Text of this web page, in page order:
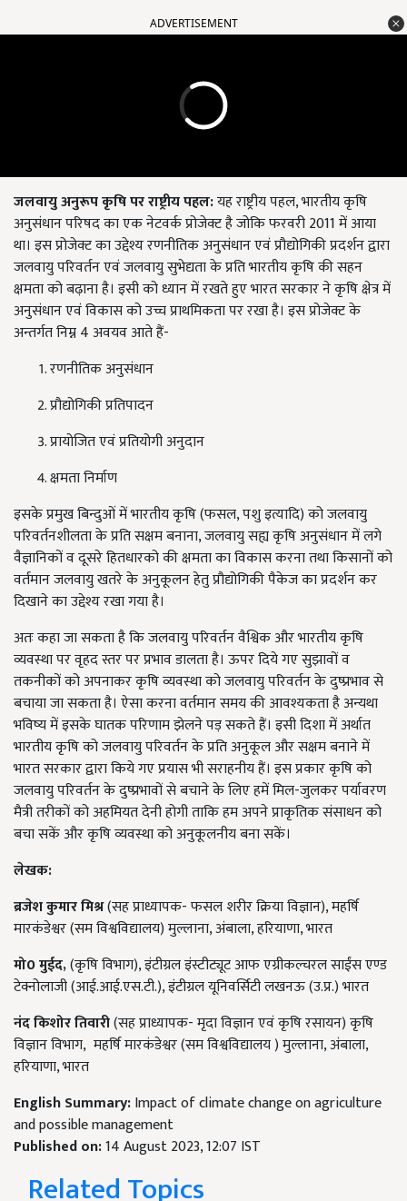
ADVERTISEMENT
जलवायुअनुरूपकृषिपरराष्ट्रीयपहल:यह राष्ट्रीय पहल, भारतीय कृषि
अनुसंधान परिषद का एक नेटवर्क प्रोजेक्ट है जोकि फरवरी 2011 में आया
था। इस प्रोजेक्ट का उद्देश्य रणनीतिक अनुसंधान एवं प्रौद्योगिकी प्रदर्शन द्वारा
जलवायु परिवर्तन एवं जलवायु सुभेद्यता के प्रति भारतीय कृषि की सहन
क्षमता को बढ़ाना है। इसी को ध्यान में रखते हुए भारत सरकार ने कृषि क्षेत्र में
अनुसंधान एवं विकास को उच्च प्राथमिकता पर रखा है। इस प्रोजेक्ट के
अन्तर्गत निम्न 4 अवयव आते हैं-
रणनीतिक अनुसंधान
प्रौद्योगिकी प्रतिपादन
प्रायोजित एवं प्रतियोगी अनुदान
क्षमता निर्माण
इसके प्रमुख बिन्दुओं में भारतीय कृषि (फसल, पशु इत्यादि) को जलवायु
परिवर्तनशीलता के प्रति सक्षम बनाना, जलवायु सह्य कृषि अनुसंधान में लगे
वैज्ञानिकों व दूसरे हितधारको की क्षमता का विकास करना तथा किसानों को
वर्तमान जलवायु खतरे के अनुकूलन हेतु प्रौद्योगिकी पैकेज का प्रदर्शन कर
दिखाने का उद्देश्य रखा गया है।
अतः कहा जा सकता है कि जलवायु परिवर्तन वैश्विक और भारतीय कृषि
व्यवस्था पर वृहद स्तर पर प्रभाव डालता है। ऊपर दिये गए सुझावों व
तकनीकों को अपनाकर कृषि व्यवस्था को जलवायु परिवर्तन के दुष्प्रभाव से
बचाया जा सकता है। ऐसा करना वर्तमान समय की आवश्यकता है अन्यथा
भविष्य में इसके घातक परिणाम झेलने पड़ सकते हैं। इसी दिशा में अर्थात
भारतीय कृषि को जलवायु परिवर्तन के प्रति अनुकूल और सक्षम बनाने में
भारत सरकार द्वारा किये गए प्रयास भी सराहनीय हैं। इस प्रकार कृषि को
जलवायु परिवर्तन के दुष्प्रभावों से बचाने के लिए हमें मिल-जुलकर पर्यावरण
मैत्री तरीकों को अहमियत देनी होगी ताकि हम अपने प्राकृतिक संसाधन को
बचा सकें और कृषि व्यवस्था को अनुकूलनीय बना सकें।
लेखक:
ब्रजेशकुमारमिश्र(सह प्राध्यापक- फसल शरीर क्रिया विज्ञान), महर्षि
मारकंडेश्वर (सम विश्वविद्यालय) मुल्लाना, अंबाला, हरियाणा, भारत
मो0मुईद,(कृषि विभाग), इंटीग्रल इंस्टीट्यूट आफ एग्रीकल्चरल साईंस एण्ड
टेक्नोलाजी (आई.आई.एस.टी.), इंटीग्रल यूनिवर्सिटी लखनऊ (उ.प्र.) भारत
नंदकिशोरतिवारी(सह प्राध्यापक- मृदा विज्ञान एवं कृषि रसायन) कृषि
विज्ञान विभाग, महर्षि मारकंडेश्वर (सम विश्वविद्यालय ) मुल्लाना, अंबाला,
हरियाणा, भारत
English Summary:Impact of climate change on agriculture
and possible management
Published on:14 August 2023, 12:07 IST
Related Topics